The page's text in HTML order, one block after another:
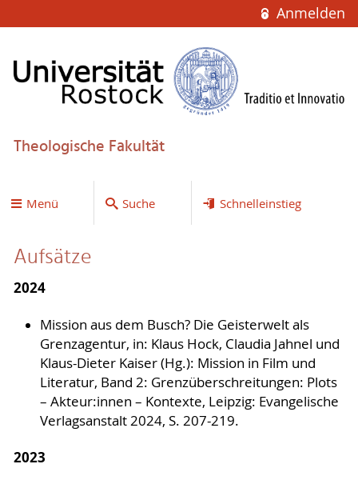
Anmelden
Theologische Fakultät
Menü Suche Schnelleinstieg
Aufsätze
2024
Mission aus dem Busch? Die Geisterwelt als
Grenzagentur, in: Klaus Hock, Claudia Jahnel und
Klaus-Dieter Kaiser (Hg.): Mission in Film und
Literatur, Band 2: Grenzüberschreitungen: Plots
– Akteur:innen – Kontexte, Leipzig: Evangelische
Verlagsanstalt 2024, S. 207-219.
2023